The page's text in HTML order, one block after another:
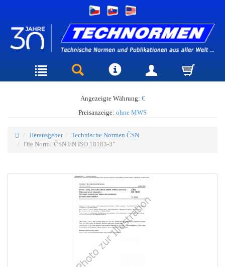
Angezeigte Währung: €
Preisanzeige: ohne MWS
Herausgeber
Technische Normen ČSN
Die Norm "ČSN EN ISO 18183-3"